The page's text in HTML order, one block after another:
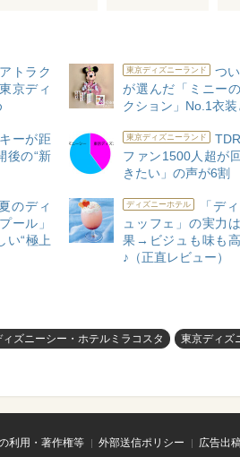
トラク
京ディ
東京ディズニーランド
つ
が選んだ「ミニー
クション」No.1衣
ーが距
後の“新
東京ディズニーランド
ファン1500人超が
きたい」の声が6割
のディ
ール」
い“極上
ディズニーホテル
「デ
ュッフェ」の実力
果→ビジュも味も
♪（正直レビュー）
ズニーシー・ホテルミラコスタ 東京ディズ
利用・著作権等 外部送信ポリシー
広告出